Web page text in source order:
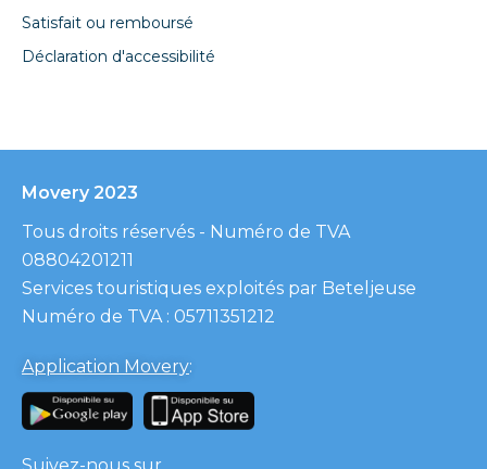
Satisfait ou remboursé
Déclaration d'accessibilité
Movery 2023
Tous droits réservés - Numéro de TVA
08804201211
Services touristiques exploités par Beteljeuse
Numéro de TVA : 05711351212
Application Movery: